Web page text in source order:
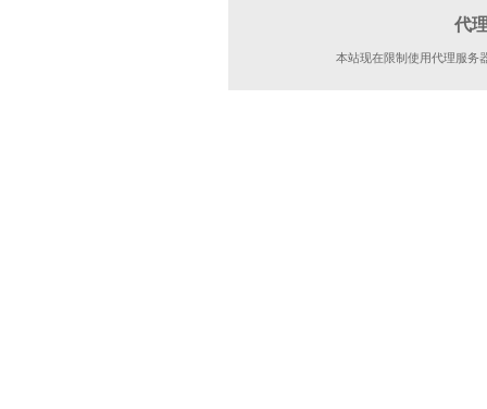
代
本站现在限制使用代理服务